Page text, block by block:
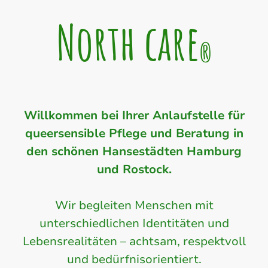
North care®
Willkommen bei Ihrer Anlaufstelle für
queersensible Pflege und Beratung in
den schönen Hansestädten Hamburg
und Rostock.
Wir begleiten Menschen mit
unterschiedlichen Identitäten und
Lebensrealitäten – achtsam, respektvoll
und bedürfnisorientiert.